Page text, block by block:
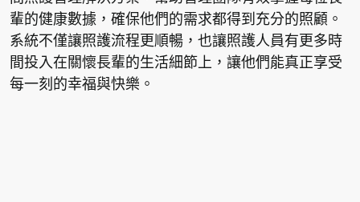
輩的健康數據，確保他們的需求都得到充分的照顧。
系統不僅讓照護流程更順暢，也讓照護人員有更多時
間投入在關懷長輩的生活細節上，讓他們能真正享受
每一刻的幸福與快樂。